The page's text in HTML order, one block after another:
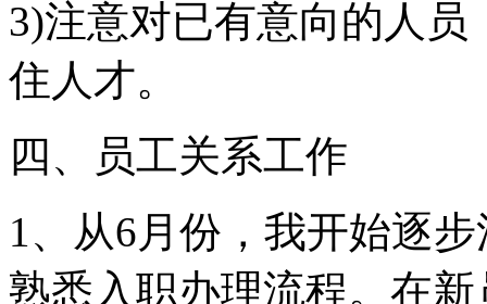
3)注意对已有意向的人
住人才。
四、员工关系工作
1、从6月份，我开始逐
熟悉入职办理流程。在